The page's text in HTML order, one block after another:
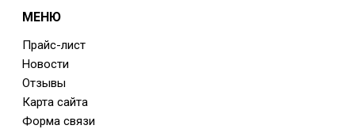
МЕНЮ
Прайс-лист
Новости
Отзывы
Карта сайта
Форма связи